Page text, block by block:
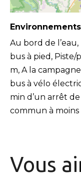
Environnements
Au bord de
bus à pied,
m, A la
bus à vélo
min d’un arrêt
commun à moins
Vous